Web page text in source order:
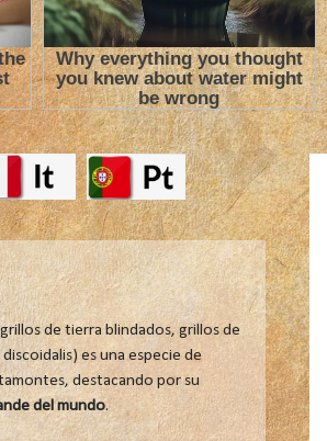
de tierra blindados, grillos de
es una especie de
destacando por su
del mundo.